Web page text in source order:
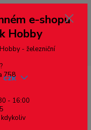
chcete platit v eurech
měny - pravý horní roh ---
nevyzvednete, bude po
za poštovné, v opačném
a rušeny následující
CZK
e-shopu
Hobby
- železniční
758
- 16:00